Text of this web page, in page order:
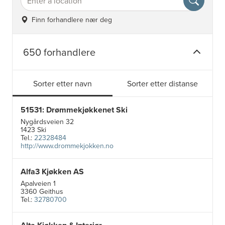
Finn forhandlere nær deg
650 forhandlere
Sorter etter navn Sorter etter distanse
51531: Drømmekjøkkenet Ski
Nygårdsveien 32
1423 Ski
Tel.:22328484
http://www.drommekjokken.no
Alfa3 Kjøkken AS
Apalveien 1
3360 Geithus
Tel.:32780700